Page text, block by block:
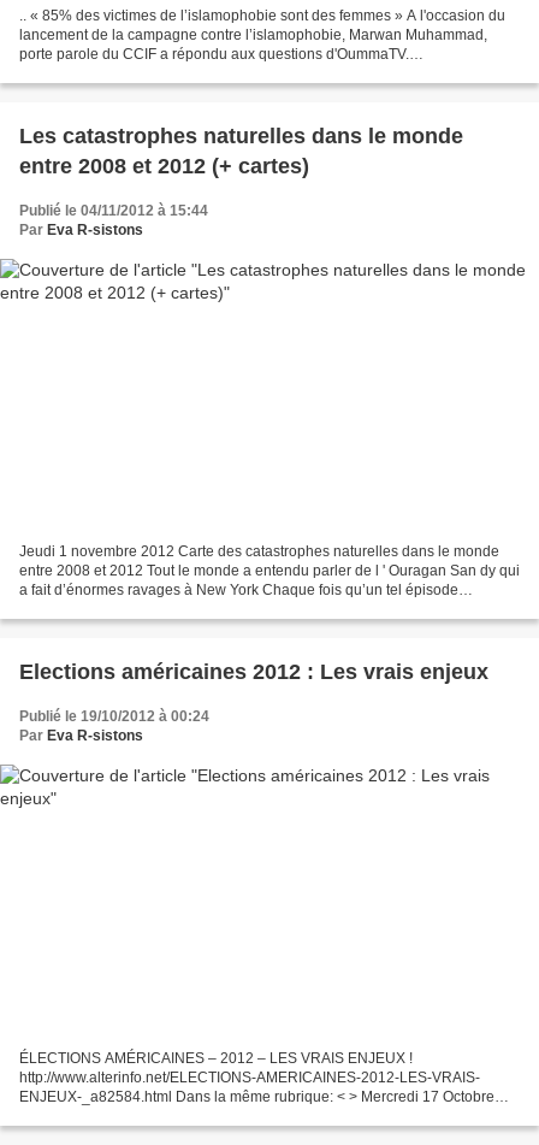
.. « 85% des victimes de l’islamophobie sont des femmes » A l'occasion du
lancement de la campagne contre l’islamophobie, Marwan Muhammad,
porte parole du CCIF a répondu aux questions d'OummaTV.
utm_source=Oumma+Media&utm_campaign=2f6f9f17d4-
Les catastrophes naturelles dans le monde
entre 2008 et 2012 (+ cartes)
Publié le 04/11/2012 à 15:44
Par Eva R-sistons
Jeudi 1 novembre 2012 Carte des catastrophes naturelles dans le monde
entre 2008 et 2012 Tout le monde a entendu parler de l ' Ouragan San dy qui
a fait d’énormes ravages à New York Chaque fois qu’un tel épisode
Elections américaines 2012 : Les vrais enjeux
Publié le 19/10/2012 à 00:24
Par Eva R-sistons
ÉLECTIONS AMÉRICAINES – 2012 – LES VRAIS ENJEUX !
http://www.alterinfo.net/ELECTIONS-AMERICAINES-2012-LES-VRAIS-
ENJEUX-_a82584.html Dans la même rubrique: < > Mercredi 17 Octobre